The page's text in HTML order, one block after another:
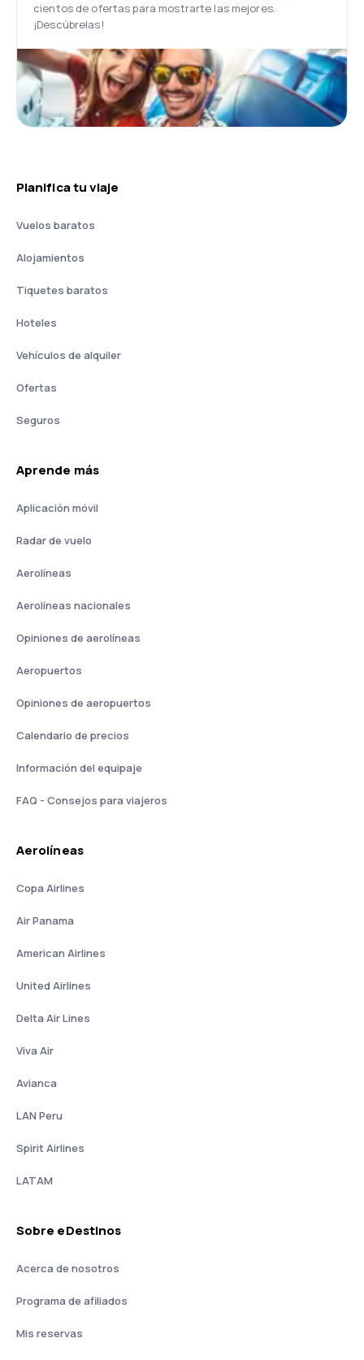
cientos de ofertas para mostrarte las mejores.
¡Descúbrelas!
Planifica tu viaje
Vuelos baratos
Alojamientos
Tiquetes baratos
Hoteles
Vehículos de alquiler
Ofertas
Seguros
Aprende más
Aplicación móvil
Radar de vuelo
Aerolíneas
Aerolíneas nacionales
Opiniones de aerolíneas
Aeropuertos
Opiniones de aeropuertos
Calendario de precios
Información del equipaje
FAQ - Consejos para viajeros
Aerolíneas
Copa Airlines
Air Panama
American Airlines
United Airlines
Delta Air Lines
Viva Air
Avianca
LAN Peru
Spirit Airlines
LATAM
Sobre eDestinos
Acerca de nosotros
Programa de afiliados
Mis reservas